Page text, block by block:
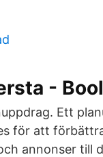
-
Ett
för att
annonser till